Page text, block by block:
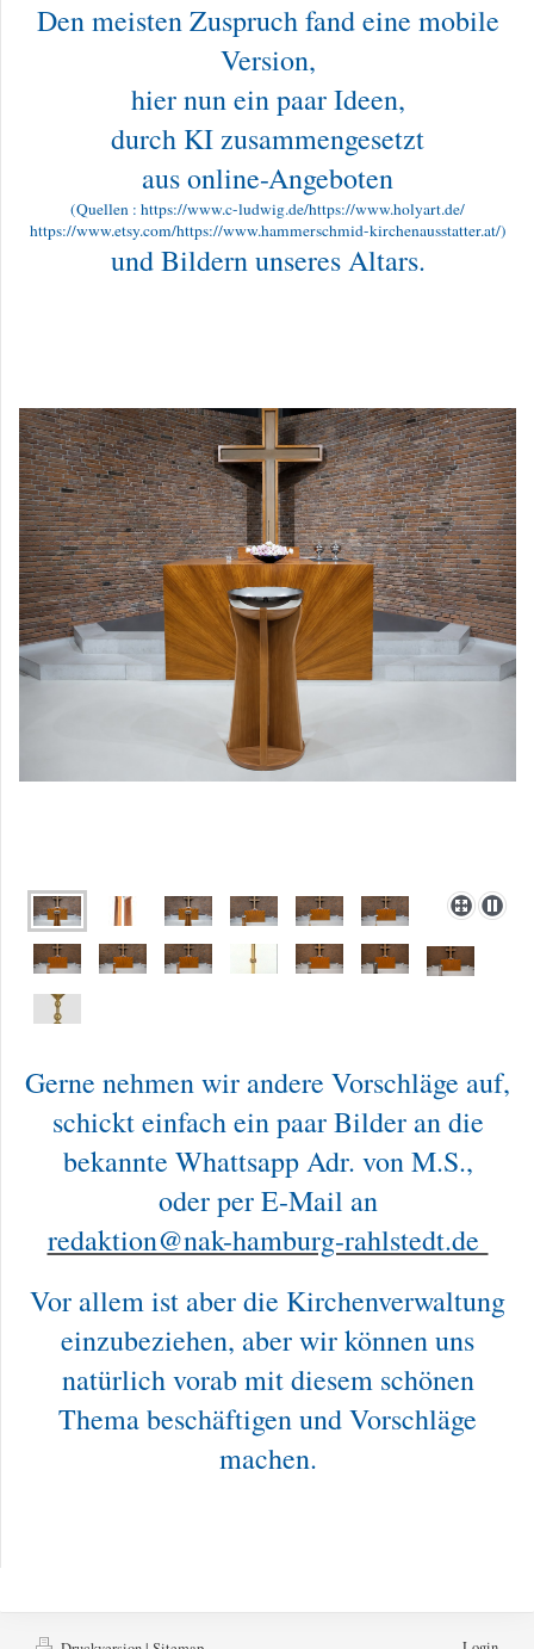
Den meisten Zuspruch fand eine mobile
Version,
hier nun ein paar Ideen,
durch KI zusammengesetzt
aus online-Angeboten
(Quellen : https://www.c-ludwig.de/https://www.holyart.de/
https://www.etsy.com/https://www.hammerschmid-kirchenausstatter.at/)
und Bildern unseres Altars.
Gerne nehmen wir andere Vorschläge auf,
schickt einfach ein paar Bilder an die
bekannte Whattsapp Adr. von M.S.,
oder per E-Mail an
redaktion@nak-hamburg-rahlstedt.de
Vor allem ist aber die Kirchenverwaltung
einzubeziehen, aber wir können uns
natürlich vorab mit diesem schönen
Thema beschäftigen und Vorschläge
machen.